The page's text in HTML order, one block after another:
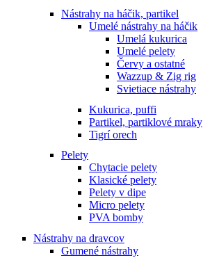
Nástrahy na háčik, partikel
Umelé nástrahy na háčik
Umelá kukurica
Umelé pelety
Červy a ostatné
Wazzup & Zig rig
Svietiace nástrahy
Kukurica, puffi
Partikel, partiklové mraky
Tigrí orech
Pelety
Chytacie pelety
Klasické pelety
Pelety v dipe
Micro pelety
PVA bomby
Nástrahy na dravcov
Gumené nástrahy